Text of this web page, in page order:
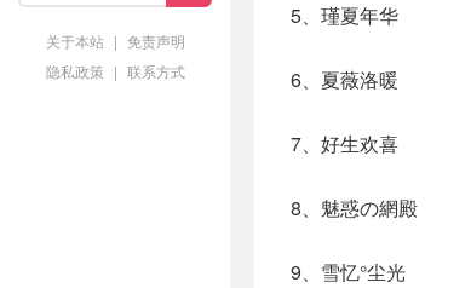
关于本站 | 免责声明
隐私政策 | 联系方式
5、瑾夏年华
6、夏薇洛暖
7、好生欢喜
8、魅惑の網殿
9、雪忆°尘光